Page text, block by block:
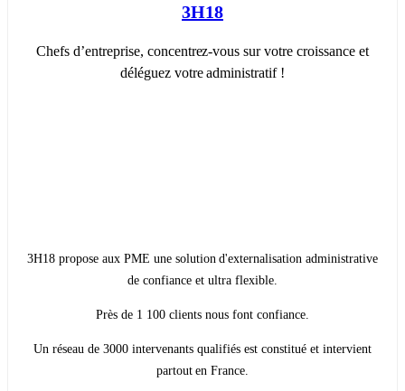
3H18
Chefs d’entreprise, concentrez-vous sur votre croissance et
déléguez votre administratif !
3H18 propose aux PME une solution d'externalisation administrative
de confiance et ultra flexible.
Près de 1 100 clients nous font confiance.
Un réseau de 3000 intervenants qualifiés est constitué et intervient
partout en France.